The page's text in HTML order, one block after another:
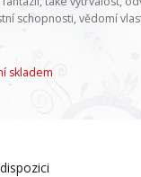
schopnosti, vědomí
skladem